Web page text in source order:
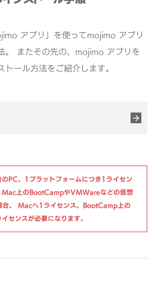
アプリ」を使ってmojimo アプリ
またその先の、mojimo アプリを
ール方法をご紹介します。
PC、1プラットフォームにつき1ライセン
Mac上のBootCampやVMWareなどの仮想
、
Macへ1ライセンス、BootCamp上の
センスが必要になります。